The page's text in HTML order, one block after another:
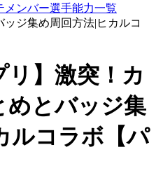
メンバー選手能力一覧
ジ集め周回方法|ヒカルコ
リ】激突！カ
めとバッジ集
ルコラボ【パ